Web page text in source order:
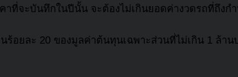
ที่จะบันทึกในปีนั้น จะต้องไม่เกินยอดค่างวดรถที่ถึง
อยละ 20 ของมูลค่าต้นทุนเฉพาะส่วนที่ไม่เกิน 1 ล้าน